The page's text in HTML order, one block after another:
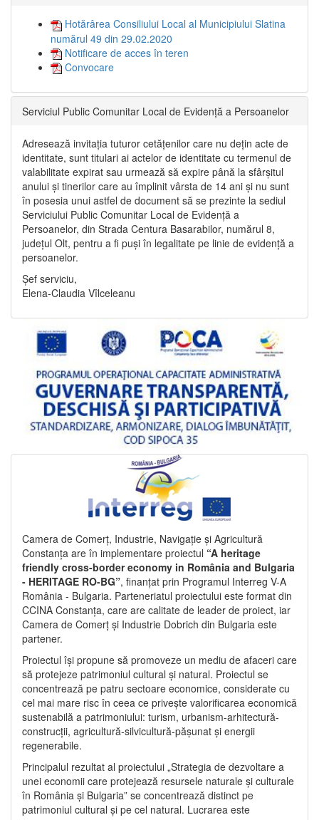
Hotărârea Consiliului Local al Municipiului Slatina
numărul 49 din 29.02.2020
Notificare de acces în teren
Convocare
Serviciul Public Comunitar Local de Evidență a Persoanelor
Adresează invitația tuturor cetățenilor care nu dețin acte de
identitate, sunt titulari ai actelor de identitate cu termenul de
valabilitate expirat sau urmează să expire până la sfârșitul
anului și tinerilor care au împlinit vârsta de 14 ani și nu sunt
în posesia unui astfel de document să se prezinte la sediul
Serviciului Public Comunitar Local de Evidență a
Persoanelor, din Strada Centura Basarabilor, numărul 8,
județul Olt, pentru a fi puși în legalitate pe linie de evidență a
persoanelor.
Șef serviciu,
Elena-Claudia Vîlceleanu
Camera de Comerț, Industrie, Navigație și Agricultură
Constanța are în implementare proiectul “A heritage
friendly cross-border economy in România and Bulgaria
- HERITAGE RO-BG”, finanțat prin Programul Interreg V-A
România - Bulgaria. Parteneriatul proiectului este format din
CCINA Constanța, care are calitate de leader de proiect, iar
Camera de Comerț și Industrie Dobrich din Bulgaria este
partener.
Proiectul își propune să promoveze un mediu de afaceri care
să protejeze patrimoniul cultural și natural. Proiectul se
concentrează pe patru sectoare economice, considerate cu
cel mai mare risc în ceea ce privește valorificarea economică
sustenabilă a patrimoniului: turism, urbanism-arhitectură-
construcții, agricultură-silvicultură-pășunat și energii
regenerabile.
Principalul rezultat al proiectului „Strategia de dezvoltare a
unei economii care protejează resursele naturale și culturale
în România și Bulgaria” se concentrează distinct pe
patrimoniul cultural și pe cel natural. Lucrarea este